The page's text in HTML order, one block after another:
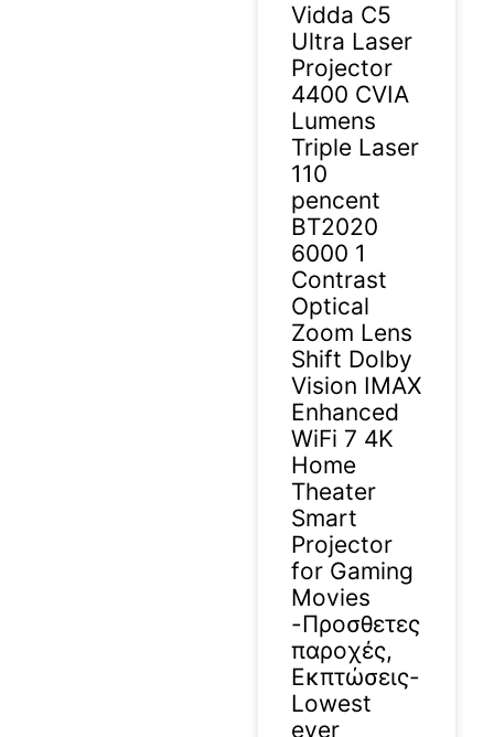
Vidda C5
Ultra Laser
Projector
4400 CVIA
Lumens
Triple Laser
110
pencent
BT2020
6000 1
Contrast
Optical
Zoom Lens
Shift Dolby
Vision IMAX
Enhanced
WiFi 7 4K
Home
Theater
Smart
Projector
for Gaming
Movies
-Προσθετες
παροχές,
Εκπτώσεις-
Lowest
ever